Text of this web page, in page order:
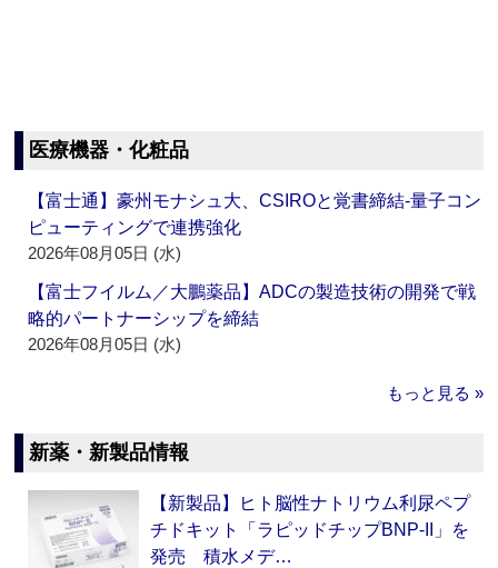
医療機器・化粧品
【富士通】豪州モナシュ大、CSIROと覚書締結‐量子コン
ピューティングで連携強化
2026年08月05日 (水)
【富士フイルム／大鵬薬品】ADCの製造技術の開発で戦
略的パートナーシップを締結
2026年08月05日 (水)
もっと見る »
新薬・新製品情報
【新製品】ヒト脳性ナトリウム利尿ペプ
チドキット「ラピッドチップBNP-II」を
発売 積水メデ…